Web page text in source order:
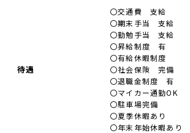
待遇
〇交通費 支給
〇期末手当 支給
〇勤勉手当 支給
〇昇給制度 有
〇有給休暇制度
〇社会保険 完備
〇退職金制度 有
〇マイカー通勤OK
〇駐車場完備
〇夏季休暇あり
〇年末年始休暇あり